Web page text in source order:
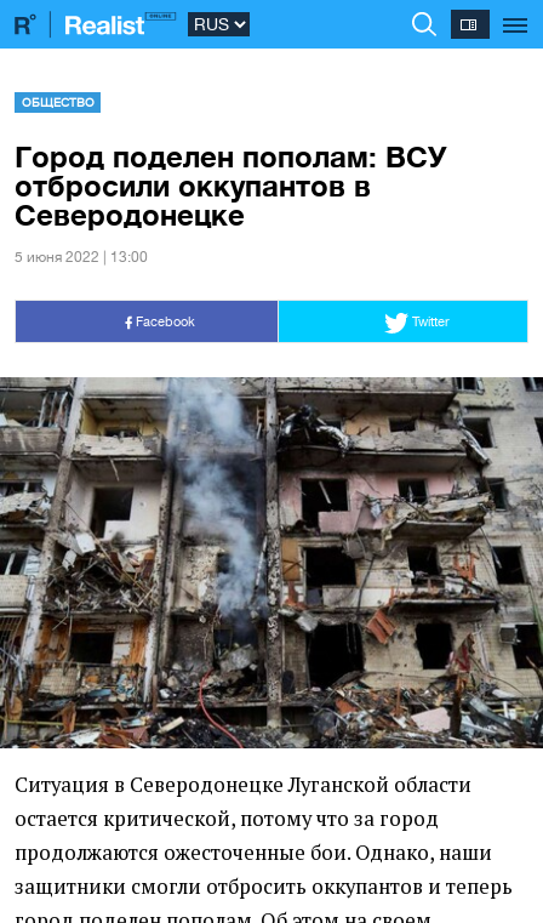
ОБЩЕСТВО
Город поделен пополам: ВСУ
отбросили оккупантов в
Северодонецке
5 июня 2022 | 13:00
Facebook Twitter
Ситуация в Северодонецке Луганской области
остается критической, потому что за город
продолжаются ожесточенные бои. Однако, наши
защитники смогли отбросить оккупантов и теперь